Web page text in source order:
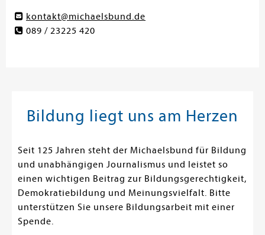
kontakt@michaelsbund.de
089 / 23225 420
Bildung liegt uns am Herzen
Seit 125 Jahren steht der Michaelsbund für Bildung
und unabhängigen Journalismus und leistet so
einen wichtigen Beitrag zur Bildungsgerechtigkeit,
Demokratiebildung und Meinungsvielfalt. Bitte
unterstützen Sie unsere Bildungsarbeit mit einer
Spende.